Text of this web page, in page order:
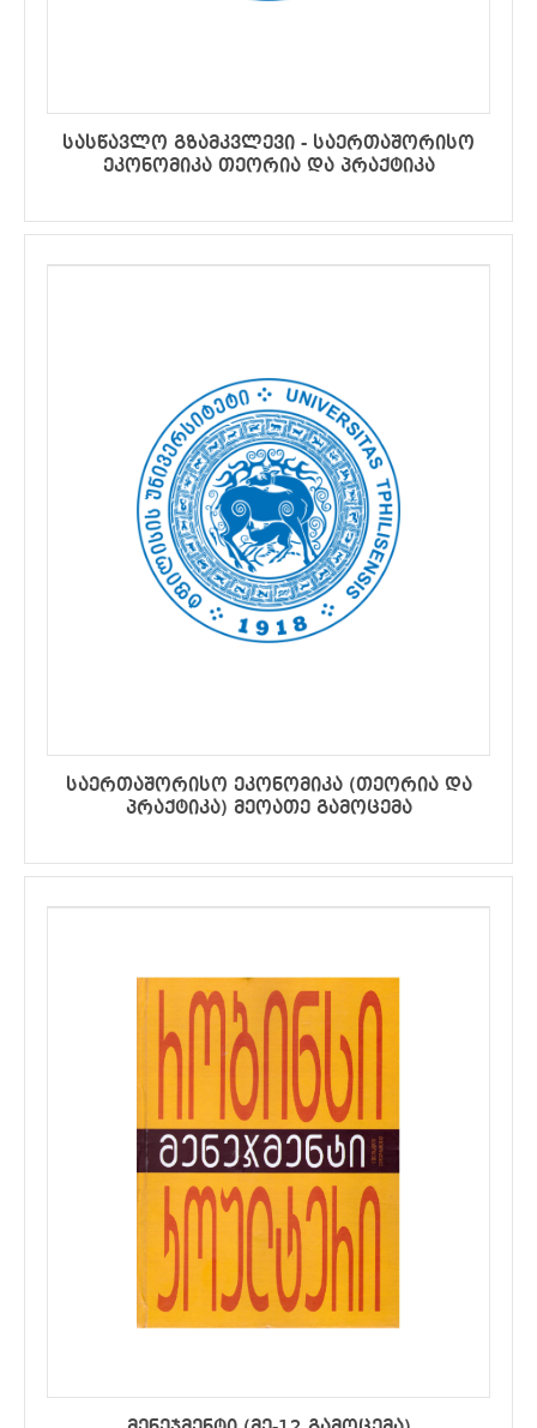
სასწავლო გზამკვლევი - საერთაშორისო
ეკონომიკა თეორია და პრაქტიკა
საერთაშორისო ეკონომიკა (თეორია და
პრაქტიკა) მეოათე გამოცემა